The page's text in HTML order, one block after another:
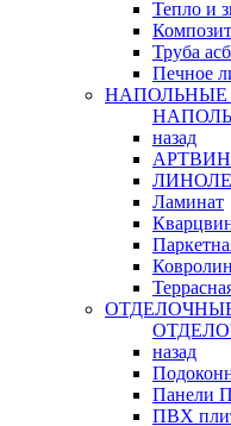
Тепло и
Труба
Печное
назад
Ламинат
Ковролин
назад
Панели
ПВХ